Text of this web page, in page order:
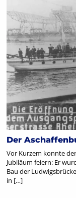
Der
Vor Kurzem konnte
Jubiläum feiern: Er
Bau der
in […]